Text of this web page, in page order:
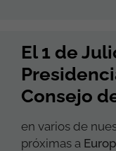
El 1 de
Consejo
en varios de
próximas a